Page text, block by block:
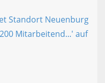
Standort Neuenburg
Mitarbeitend...' auf